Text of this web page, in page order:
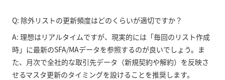
Q: 除外リストの更新頻度はどのくらいが適切ですか？
A: 理想はリアルタイムですが、現実的には「毎回のリスト作成
時」に最新のSFA/MAデータを参照するのが良いでしょう。ま
た、月次で全社的な取引先データ（新規契約や解約）を反映さ
せるマスタ更新のタイミングを設けることを推奨します。